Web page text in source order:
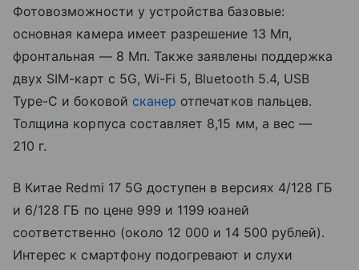
Фотовозможности у устройства базовые:
основная камера имеет разрешение 13 Мп,
фронтальная — 8 Мп. Также заявлены поддержка
двух SIM-карт с 5G, Wi-Fi 5, Bluetooth 5.4, USB
Type-C и боковой сканер отпечатков пальцев.
Толщина корпуса составляет 8,15 мм, а вес —
210 г.
В Китае Redmi 17 5G доступен в версиях 4/128 ГБ
и 6/128 ГБ по цене 999 и 1199 юаней
соответственно (около 12 000 и 14 500 рублей).
Интерес к смартфону подогревают и слухи